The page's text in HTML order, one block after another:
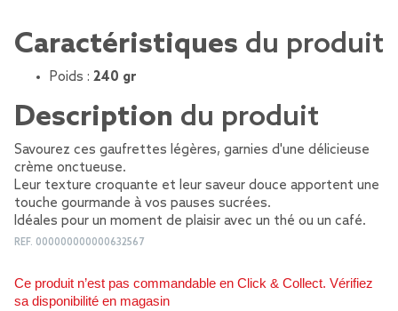
Caractéristiques du produit
Poids : 240 gr
Description du produit
Savourez ces gaufrettes légères, garnies d'une délicieuse
crème onctueuse.
Leur texture croquante et leur saveur douce apportent une
touche gourmande à vos pauses sucrées.
Idéales pour un moment de plaisir avec un thé ou un café.
REF. 000000000000632567
Ce produit n’est pas commandable en Click & Collect. Vérifiez
sa disponibilité en magasin